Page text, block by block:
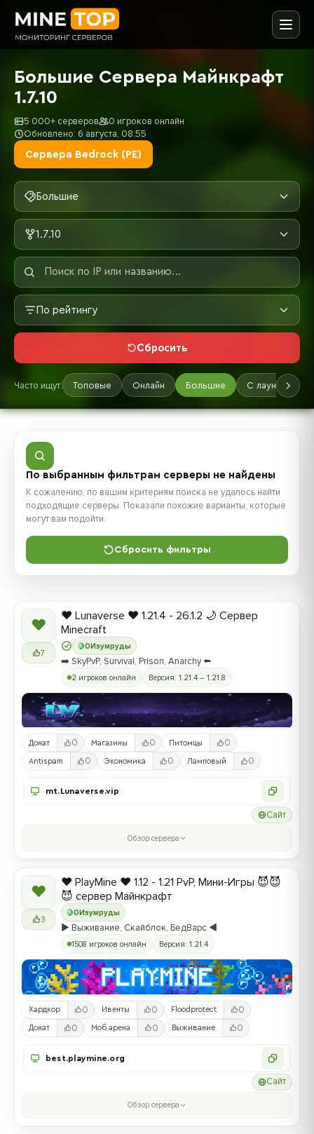
Большие Сервера Майнкрафт
1.7.10
5 000+ серверов
0 игроков онлайн
Обновлено: 6 августа, 08:55
Сервера Bedrock (PE)
Большие
1.7.10
По рейтингу
Сбросить
Часто ищут: Топовые Онлайн Большие С лаунчером
По выбранным фильтрам серверы не найдены
К сожалению, по вашим критериям поиска не удалось найти
подходящие серверы. Показали похожие варианты, которые
могут вам подойти.
Сбросить фильтры
❤
7
0Изумруды
❤️ Lunaverse ❤️ 1.21.4 - 26.1.2 🌙 Сервер
Minecraft
➡️ SkyPvP, Survival, Prison, Anarchy ⬅️
2 игроков онлайн Версия: 1.21.4 – 1.21.8
Донат 0 Магазины 0 Питомцы 0
Antispam 0 Экономика 0 Ламповый 0
mt.Lunaverse.vip
Сайт
Обзор сервера
❤
3
0Изумруды
❤️ PlayMine ❤️ 1.12 - 1.21 PvP, Мини-Игры 😈😈
😈 сервер Майнкрафт
▶️ Выживание, Скайблок, БедВарс ◀️
1508 игроков онлайн Версия: 1.21.4
Хардкор 0 Ивенты 0 Floodprotect 0
Донат 0 Моб арена 0 Выживание 0
best.playmine.org
Сайт
Обзор сервера